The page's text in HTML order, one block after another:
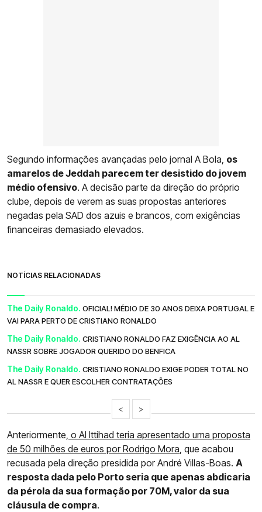
Segundo informações avançadas pelo jornal A Bola, os
amarelos de Jeddah parecem ter desistido do jovem
médio ofensivo. A decisão parte da direção do próprio
clube, depois de verem as suas propostas anteriores
negadas pela SAD dos azuis e brancos, com exigências
financeiras demasiado elevados.
NOTÍCIAS RELACIONADAS
The Daily Ronaldo. OFICIAL! MÉDIO DE 30 ANOS DEIXA PORTUGAL E
VAI PARA PERTO DE CRISTIANO RONALDO
The Daily Ronaldo. CRISTIANO RONALDO FAZ EXIGÊNCIA AO AL
NASSR SOBRE JOGADOR QUERIDO DO BENFICA
The Daily Ronaldo. CRISTIANO RONALDO EXIGE PODER TOTAL NO
AL NASSR E QUER ESCOLHER CONTRATAÇÕES
< >
Anteriormente, o Al Ittihad teria apresentado uma proposta
de 50 milhões de euros por Rodrigo Mora, que acabou
recusada pela direção presidida por André Villas-Boas. A
resposta dada pelo Porto seria que apenas abdicaria
da pérola da sua formação por 70M, valor da sua
cláusula de compra.